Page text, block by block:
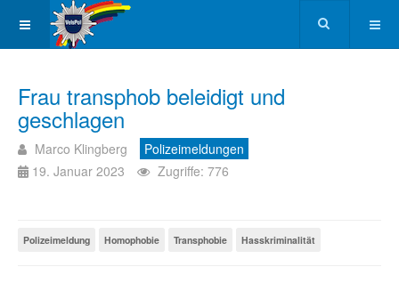
Frau transphob beleidigt und
geschlagen
Marco Klingberg
Polizeimeldungen
19. Januar 2023
Zugriffe: 776
Polizeimeldung Homophobie Transphobie Hasskriminalität